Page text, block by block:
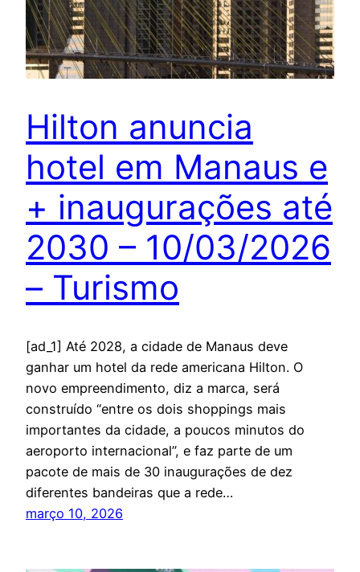
Hilton anuncia
hotel em Manaus e
+ inaugurações até
2030 – 10/03/2026
– Turismo
[ad_1] Até 2028, a cidade de Manaus deve
ganhar um hotel da rede americana Hilton. O
novo empreendimento, diz a marca, será
construído “entre os dois shoppings mais
importantes da cidade, a poucos minutos do
aeroporto internacional”, e faz parte de um
pacote de mais de 30 inaugurações de dez
diferentes bandeiras que a rede…
março 10, 2026